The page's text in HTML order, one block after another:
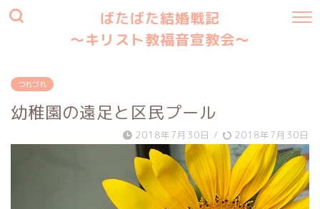
ばたばた結婚戦記
〜キリスト教福音宣教会〜
つれづれ
幼稚園の遠足と区民プール
2018年7月30日 / 2018年7月30日